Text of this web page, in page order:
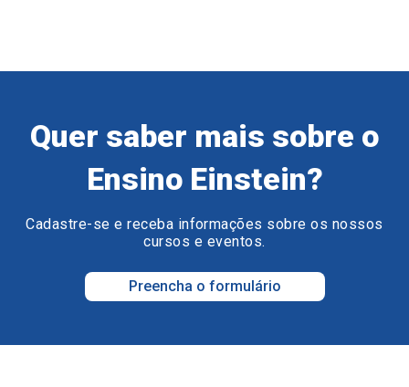
Quer saber mais sobre o
Ensino Einstein?
Cadastre-se e receba informações sobre os nossos
cursos e eventos.
Preencha o formulário